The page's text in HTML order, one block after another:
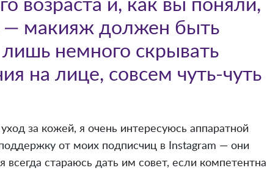
возраста и, как вы поняли,
— макияж должен быть
немного скрывать
на лице, совсем чуть-чуть
за кожей, я очень интересуюсь аппаратной
от моих подписчиц в Instagram — они
всегда стараюсь дать им совет, если компетентна